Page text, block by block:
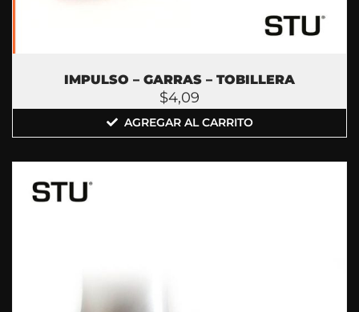
IMPULSO – GARRAS – TOBILLERA
$4,09
AGREGAR AL CARRITO